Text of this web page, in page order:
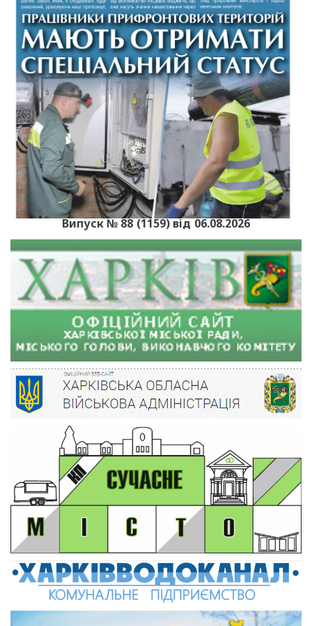
Випуск № 88 (1159) від 06.08.2026